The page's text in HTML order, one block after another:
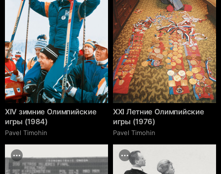
XIV зимние Олимпийские
игры (1984)
Pavel Timohin
XXI Летние Олимпийские
игры (1976)
Pavel Timohin